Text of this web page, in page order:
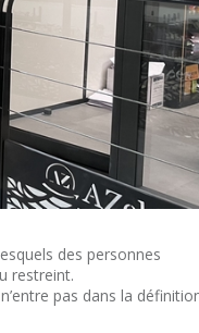
des personnes
restreint.
pas dans la